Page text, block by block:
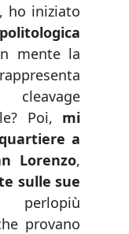
ho iniziato
mente la
Poi, mi
a
Lorenzo,
sulle sue
perlopiù
provano